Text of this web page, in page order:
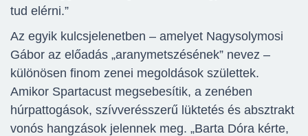
tud elérni.”
Az egyik kulcsjelenetben – amelyet Nagysolymosi
Gábor az előadás „aranymetszésének” nevez –
különösen finom zenei megoldások születtek.
Amikor Spartacust megsebesítik, a zenében
húrpattogások, szívverésszerű lüktetés és absztrakt
vonós hangzások jelennek meg. „Barta Dóra kérte,